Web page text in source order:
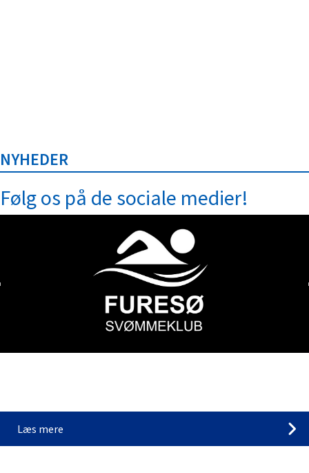
NYHEDER
Følg os på de sociale medier!
Læs mere